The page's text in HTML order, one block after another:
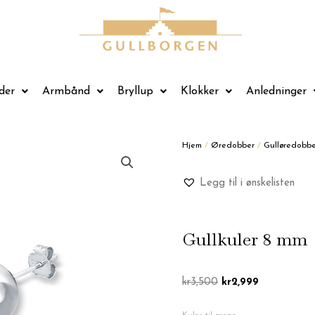
Armbånd Bryllup Klokker Anledninger
Hjem / Øredobber /
Legg til i ønskelisten
Gullkuler 8 mm
kr3,500 Opprinnelig
kr2,999